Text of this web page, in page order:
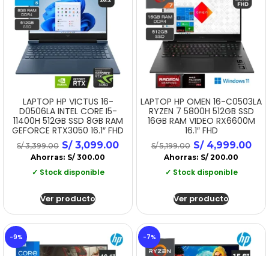
LAPTOP HP VICTUS 16-
D0506LA INTEL CORE I5-
11400H 512GB SSD 8GB RAM
GEFORCE RTX3050 16.1″ FHD
S/3,399.00 S/3,099.00
Ahorras: S/ 300.00
✓ Stock disponible
Ver producto
LAPTOP HP OMEN 16-C0503LA
RYZEN 7 5800H 512GB SSD
16GB RAM VIDEO RX6600M
16.1″ FHD
S/5,199.00 S/4,999.00
Ahorras: S/ 200.00
✓ Stock disponible
Ver producto
-9% -7%